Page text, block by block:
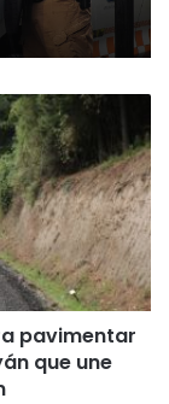
pavimentar
que une